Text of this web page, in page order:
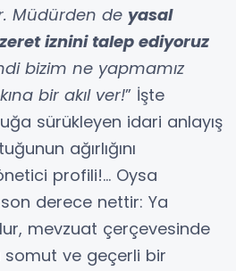
Müdürden de yasal
iznini talep ediyoruz
bizim ne yapmamız
bir akıl ver!” İşte
sürükleyen idari anlayış
ağırlığını
profili!… Oysa
derece nettir: Ya
mevzuat çerçevesinde
somut ve geçerli bir